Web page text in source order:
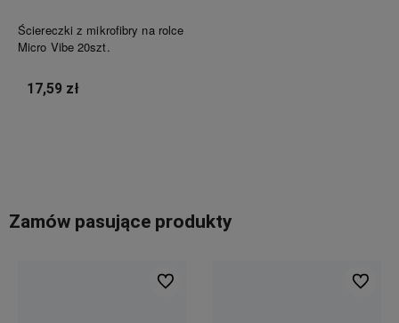
Ściereczki z mikrofibry na rolce
Micro Vibe 20szt.
17,59 zł
Zamów pasujące produkty
Do ulubionych Do